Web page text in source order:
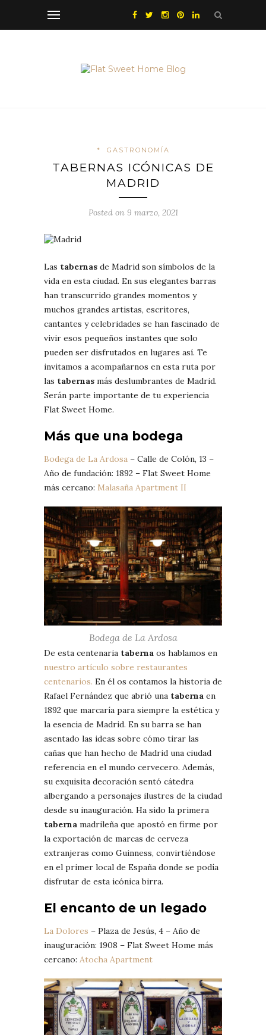
* GASTRONOMÍA
TABERNAS ICÓNICAS DE
MADRID
Posted on 9 marzo, 2021
Las tabernas de Madrid son símbolos de la
vida en esta ciudad. En sus elegantes barras
han transcurrido grandes momentos y
muchos grandes artistas, escritores,
cantantes y celebridades se han fascinado de
vivir esos pequeños instantes que solo
pueden ser disfrutados en lugares así. Te
invitamos a acompañarnos en esta ruta por
las tabernas más deslumbrantes de Madrid.
Serán parte importante de tu experiencia
Flat Sweet Home.
Más que una bodega
Bodega de La Ardosa – Calle de Colón, 13 –
Año de fundación: 1892 – Flat Sweet Home
más cercano: Malasaña Apartment II
Bodega de La Ardosa
De esta centenaria taberna os hablamos en
nuestro artículo sobre restaurantes
centenarios. En él os contamos la historia de
Rafael Fernández que abrió una taberna en
1892 que marcaría para siempre la estética y
la esencia de Madrid. En su barra se han
asentado las ideas sobre cómo tirar las
cañas que han hecho de Madrid una ciudad
referencia en el mundo cervecero. Además,
su exquisita decoración sentó cátedra
albergando a personajes ilustres de la ciudad
desde su inauguración. Ha sido la primera
taberna madrileña que apostó en firme por
la exportación de marcas de cerveza
extranjeras como Guinness, convirtiéndose
en el primer local de España donde se podía
disfrutar de esta icónica birra.
El encanto de un legado
La Dolores – Plaza de Jesús, 4 – Año de
inauguración: 1908 – Flat Sweet Home más
cercano: Atocha Apartment